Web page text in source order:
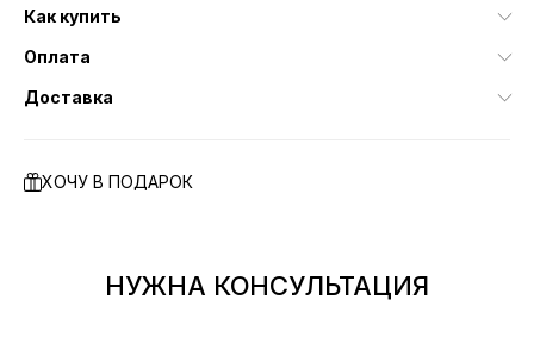
Как купить
Оплата
Доставка
ХОЧУ В ПОДАРОК
НУЖНА КОНСУЛЬТАЦИЯ